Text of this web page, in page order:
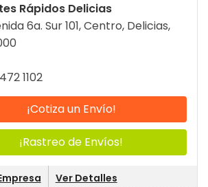
Rápidos Delicias
6a. Sur 101, Centro, Delicias,
1102
¡Cotiza un Envío!
¡Rastreo de Envíos!
Ver Detalles